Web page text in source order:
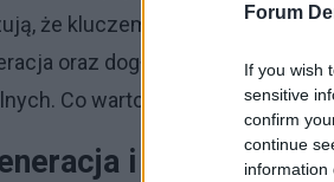
Forum
If you wish
sensitive
confirm
continue
information
że kluczem do
pielęgnacji
oraz dogłębne nawilżenie
Co warto uwzględnić w
i nawilżenie